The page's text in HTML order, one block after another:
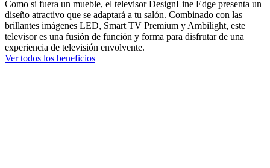
Como si fuera un mueble, el televisor DesignLine Edge presenta un
diseño atractivo que se adaptará a tu salón. Combinado con las
brillantes imágenes LED, Smart TV Premium y Ambilight, este
televisor es una fusión de función y forma para disfrutar de una
experiencia de televisión envolvente.
Ver todos los beneficios